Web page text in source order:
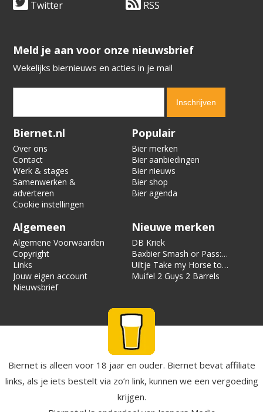
Twitter RSS
​​​​​​​Meld je aan voor onze nieuwsbrief
Wekelijks biernieuws en acties in je mail
Verification code:
Biernet.nl
Over ons
Contact
Werk & stages
Samenwerken &
adverteren
Cookie instellingen
Populair
Bier merken
Bier aanbiedingen
Bier nieuws
Bier shop
Bier agenda
Algemeen
Algemene Voorwaarden
Copyright
Links
Jouw eigen account
Nieuwsbrief
Nieuwe merken
DB Kriek
Baxbier Smash or Pass:
Strata
Uiltje Take my Horse to
the Hotel Room
Muifel 2 Guys 2 Barrels
Biernet is alleen voor 18 jaar en ouder. Biernet bevat affiliate
links, als je iets bestelt via zo’n link, kunnen we een vergoeding
krijgen.